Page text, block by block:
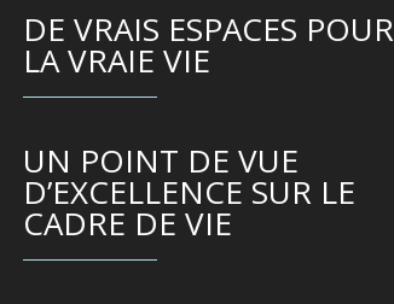
DE VRAIS ESPACES POUR
LA VRAIE VIE
UN POINT DE VUE
D’EXCELLENCE SUR LE
CADRE DE VIE